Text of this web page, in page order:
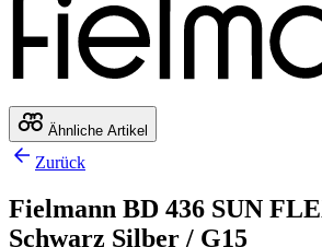
Ähnliche Artikel
Zurück
Fielmann BD 436 SUN
Schwarz Silber / G15